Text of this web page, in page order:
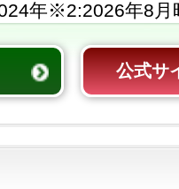
※2:
公式サ